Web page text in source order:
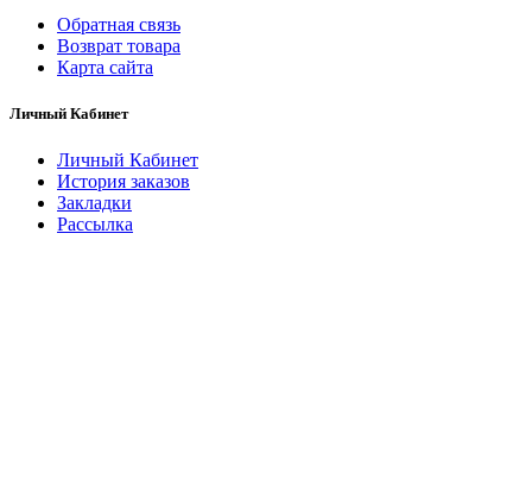
Обратная связь
Возврат товара
Карта сайта
Личный Кабинет
Личный Кабинет
История заказов
Закладки
Рассылка